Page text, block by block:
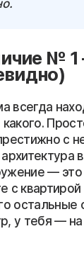
№
всегда
с
—
с
остальные
у тебя — на